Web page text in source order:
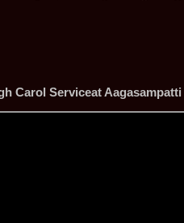
Carol Serviceat